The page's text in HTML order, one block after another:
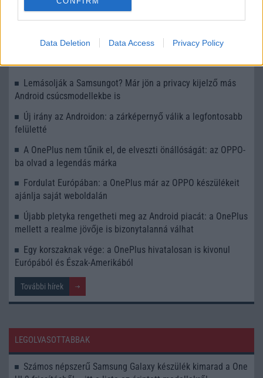
Data Deletion Data Access Privacy Policy
Az OPPO és a Nokia újra barátok: a megállapodás nyitja az
utat a telefonértékesítés előtt
Lemásolják a Samsungot? Már jön a privacy kijelző más
Android csúcsmodellekbe is
Új irány az Androidon: a zárképernyő válik a legfontosabb
felületté
A OnePlus nem tűnik el, de elveszti önállóságát: az OPPO-
ba olvad a legendás márka
Fordulat Európában: a OnePlus már az OPPO készülékeit
ajánlja saját weboldalán
Újabb pletyka rengetheti meg az Android piacát: a OnePlus
mellett a realme jövője is bizonytalanná válhat
Egy korszaknak vége: a OnePlus hivatalosan is kivonul
Európából és Észak-Amerikából
További hírek
LEGOLVASOTTABBAK
Számos népszerű Samsung Galaxy készülék kimarad a One